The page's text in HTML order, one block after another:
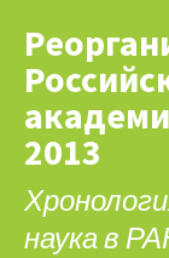
2013
наука в